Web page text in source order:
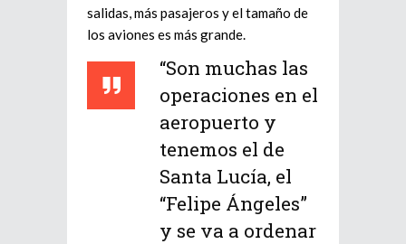
salidas, más pasajeros y el tamaño de
los aviones es más grande.
“Son muchas las
operaciones en el
aeropuerto y
tenemos el de
Santa Lucía, el
“Felipe Ángeles”
y se va a ordenar